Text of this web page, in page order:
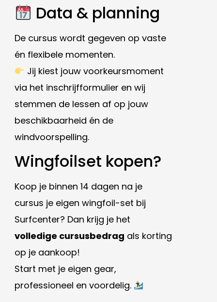
Data & planning
De cursus wordt gegeven op vaste
én flexibele momenten.
Jij kiest jouw voorkeursmoment
via het inschrijfformulier en wij
stemmen de lessen af op jouw
beschikbaarheid én de
windvoorspelling.
Wingfoilset kopen?
Koop je binnen 14 dagen na je
cursus je eigen wingfoil-set bij
Surfcenter? Dan krijg je het
volledige cursusbedrag als korting
op je aankoop!
Start met je eigen gear,
professioneel en voordelig.